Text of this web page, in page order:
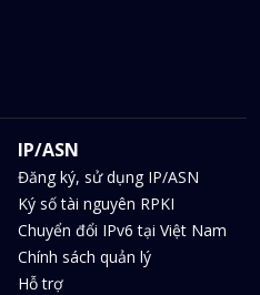
IP/ASN
Đăng ký, sử dụng IP/ASN
Ký số tài nguyên RPKI
Chuyển đổi IPv6 tại Việt Nam
Chính sách quản lý
Hỗ trợ